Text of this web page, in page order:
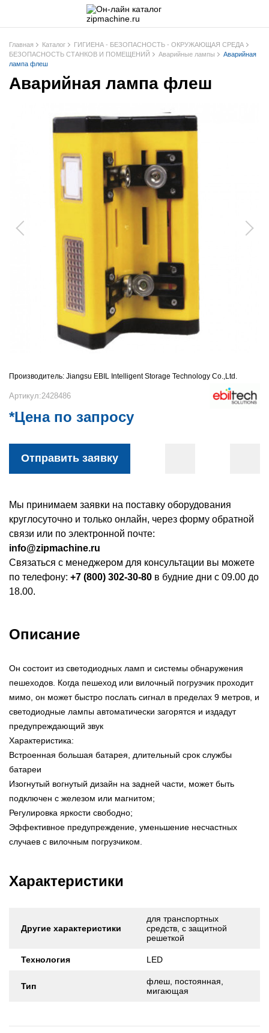
Главная Каталог
ГИГИЕНА - БЕЗОПАСНОСТЬ - ОКРУЖАЮЩАЯ СРЕДА
БЕЗОПАСНОСТЬ СТАНКОВ И ПОМЕЩЕНИЙ
Аварийные лампы
Аварийная
лампа флеш
Аварийная лампа флеш
Производитель: Jiangsu EBIL Intelligent Storage Technology Co.,Ltd.
Артикул:2428486
*Цена по запросу
Отправить заявку
Мы принимаем заявки на поставку оборудования
круглосуточно и только онлайн, через форму обратной
связи или по электронной почте:
info@zipmachine.ru
Связаться с менеджером для консультации вы можете
по телефону: +7 (800) 302-30-80 в будние дни с 09.00 до
18.00.
Описание
Он состоит из светодиодных ламп и системы обнаружения
пешеходов. Когда пешеход или вилочный погрузчик проходит
мимо, он может быстро послать сигнал в пределах 9 метров, и
светодиодные лампы автоматически загорятся и издадут
предупреждающий звук
Характеристика:
Встроенная большая батарея, длительный срок службы
батареи
Изогнутый вогнутый дизайн на задней части, может быть
подключен с железом или магнитом;
Регулировка яркости свободно;
Эффективное предупреждение, уменьшение несчастных
случаев с вилочным погрузчиком.
Характеристики
Другие характеристики
для транспортных
средств, с защитной
решеткой
Технология LED
Тип
флеш, постоянная,
мигающая